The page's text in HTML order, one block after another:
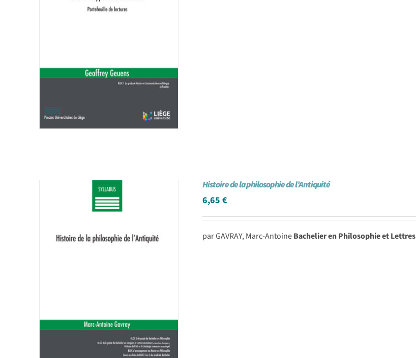
Histoire de la philosophie de l’Antiquité
6,65€
par GAVRAY, Marc-AntoineBachelier en Philosophie et Lettres